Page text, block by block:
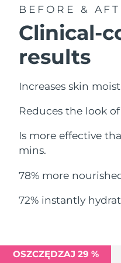
BEFORE &
Clinical-
results
Increases skin
Reduces the look
Is more effective
mins.
78% more
72% instantly
OSZCZĘDZAJ 29 %
Liban
Luksemburg
SRA Makau (Chiny)
Malezja
Monako